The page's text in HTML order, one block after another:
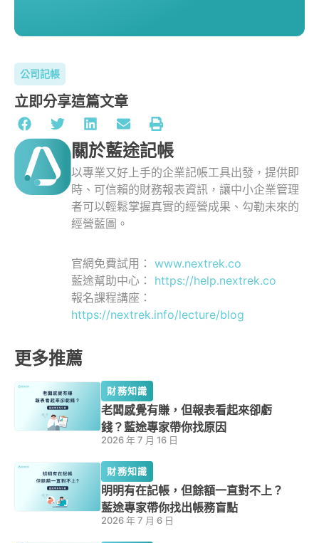
公司記帳
立即分享這篇文章
關於藍途記帳
以專業又好上手的企業記帳工具出發，提供即
時、可信賴的財務報表資訊，讓中小企業管理
者可以輕鬆掌握真實的經營成果、勾勒未來的
經營藍圖。
官網免費試用： www.nextrek.co
藍途幫助中心： https://help.nextrek.co
報名課程講座：
https://nextrek.info/lecture/blog
更多推薦
財務知識
老闆感覺有賺，但報表看起來卻虧
錢？藍途專家帶你找原因
2026 年 7 月 16 日
財務知識
明明有在記帳，但餘額一直對不上？
藍途專家帶你找出帳務盲點
2026 年 7 月 6 日